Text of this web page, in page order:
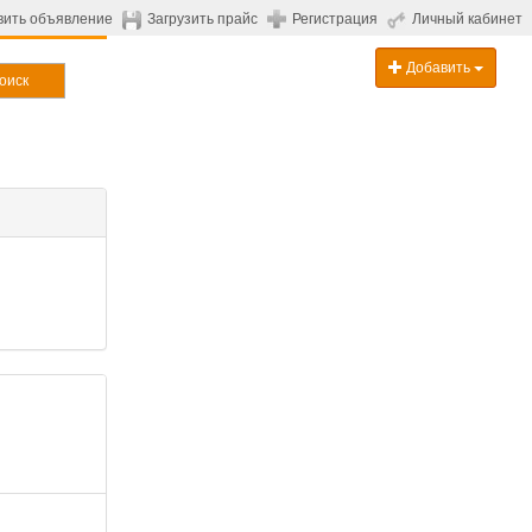
объявление Загрузить прайс Регистрация Личный кабинет
Добавить